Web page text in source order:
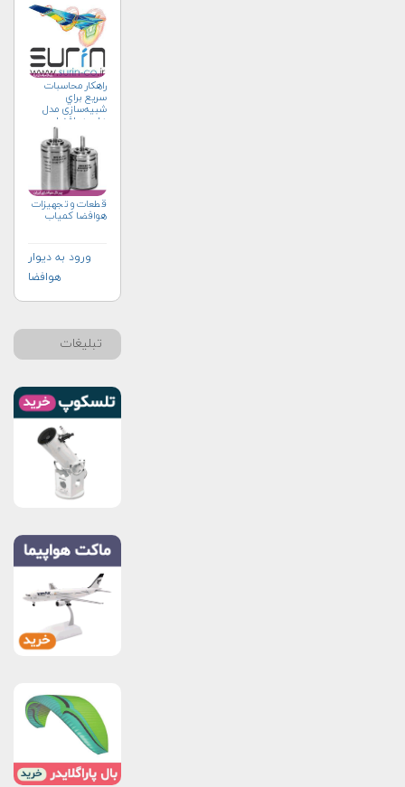
راهکار محاسبات
سريع براي
شبیه‌سازی مدل
های هوافضا
قطعات و تجهیزات
هوافضا کمیاب
ورود به دیوار
هوافضا
تبلیغات